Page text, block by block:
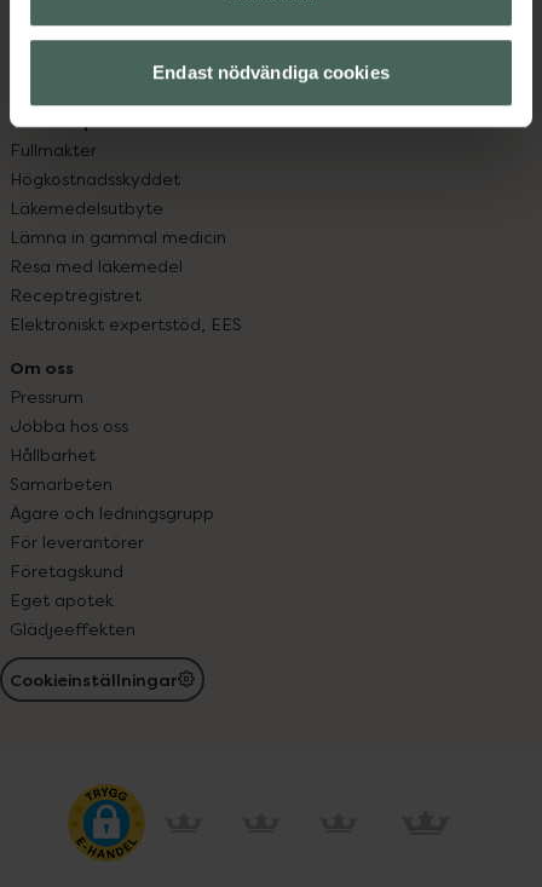
Endast nödvändiga cookies
App
Om recept och läkemedel
Fullmakter
Högkostnadsskyddet
Läkemedelsutbyte
Lämna in gammal medicin
Resa med läkemedel
Receptregistret
Elektroniskt expertstöd, EES
Om oss
Pressrum
Jobba hos oss
Hållbarhet
Samarbeten
Ägare och ledningsgrupp
För leverantörer
Företagskund
Eget apotek
Glädjeeffekten
Cookieinställningar